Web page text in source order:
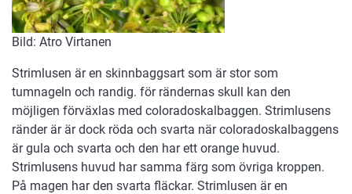
Bild: Atro Virtanen
Strimlusen är en skinnbaggsart som ärstor som
tumnageln och randig. för rändernas skull kan den
möjligen förväxlas med coloradoskalbaggen. Strimlusens
ränder är är dock röda och svarta när coloradoskalbaggens
är gula och svarta och den har ett orange huvud.
Strimlusens huvud har samma färg som övriga kroppen.
På magen har den svarta fläckar. Strimlusen är en